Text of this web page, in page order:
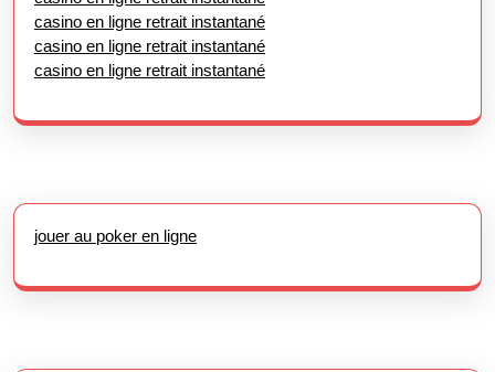
casino en ligne retrait instantané
casino en ligne retrait instantané
casino en ligne retrait instantané
jouer au poker en ligne